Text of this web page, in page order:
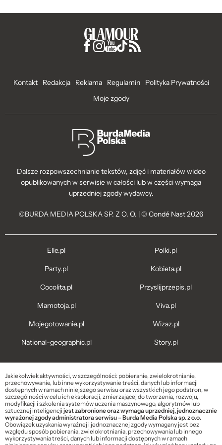
Kontakt Redakcja Reklama Regulamin
Polityka Prywatności
Moje zgody
Dalsze rozpowszechnianie tekstów, zdjęć i materiałów wideo
opublikowanych w serwisie w całości lub w części wymaga
uprzedniej zgody wydawcy.
©BURDA MEDIA POLSKA SP. Z O. O. | © Condé Nast 2026
Elle.pl
Party.pl
Cocolita.pl
Mamotoja.pl
Mojegotowanie.pl
National-geographic.pl
Polki.pl
Kobieta.pl
Przyslijprzepis.pl
Viva.pl
Wizaz.pl
Story.pl
Jakiekolwiek aktywności, w szczególności: pobieranie, zwielokrotnianie,
przechowywanie, lub inne wykorzystywanie treści, danych lub informacji
dostępnych w ramach niniejszego serwisu oraz wszystkich jego podstron, w
szczególności w celu ich eksploracji, zmierzającej do tworzenia, rozwoju,
modyfikacji i szkolenia systemów uczenia maszynowego, algorytmów lub
sztucznej inteligencjijest zabronione oraz wymaga uprzedniej, jednoznacznie
wyrażonej zgody administratora serwisu – Burda Media Polska sp. z o.o.
Obowiązek uzyskania wyraźnej i jednoznacznej zgody wymagany jest bez
względu sposób pobierania, zwielokrotniania, przechowywania lub innego
wykorzystywania treści, danych lub informacji dostępnych w ramach